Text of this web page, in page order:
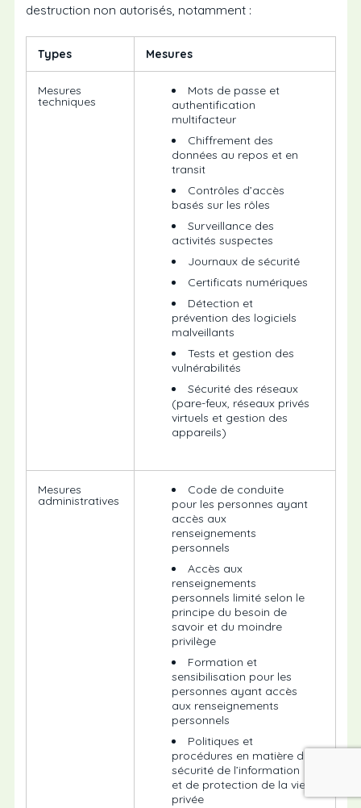
destruction non autorisés, notamment :
Types Mesures
Mesures
techniques
Mots de passe et
authentification
multifacteur
Chiffrement des
données au repos et en
transit
Contrôles d’accès
basés sur les rôles
Surveillance des
activités suspectes
Journaux de sécurité
Certificats numériques
Détection et
prévention des logiciels
malveillants
Tests et gestion des
vulnérabilités
Sécurité des réseaux
(pare-feux, réseaux privés
virtuels et gestion des
appareils)
Mesures
administratives
Code de conduite
pour les personnes ayant
accès aux
renseignements
personnels
Accès aux
renseignements
personnels limité selon le
principe du besoin de
savoir et du moindre
privilège
Formation et
sensibilisation pour les
personnes ayant accès
aux renseignements
personnels
Politiques et
procédures en matière de
sécurité de l’information
et de protection de la vie
privée